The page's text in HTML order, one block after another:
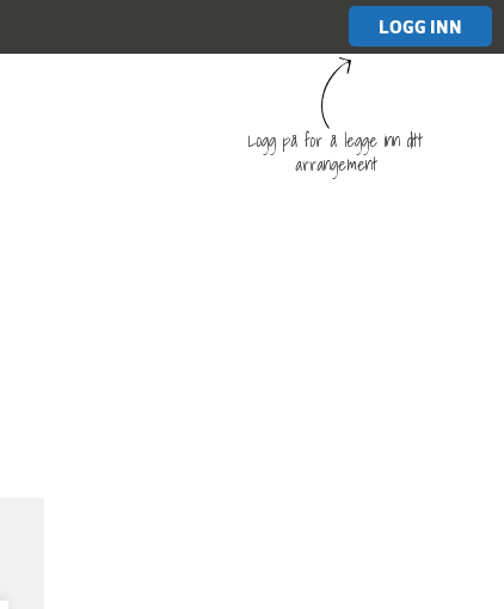
LOGG INN
Logg på for å legge inn ditt
arrangement